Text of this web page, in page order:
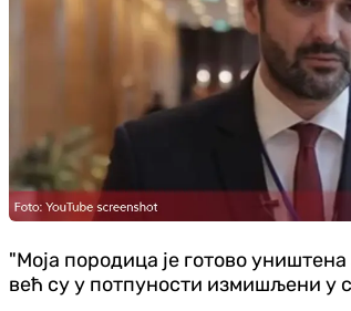
"Моја породица је готово
већ су у потпуности измишљени у